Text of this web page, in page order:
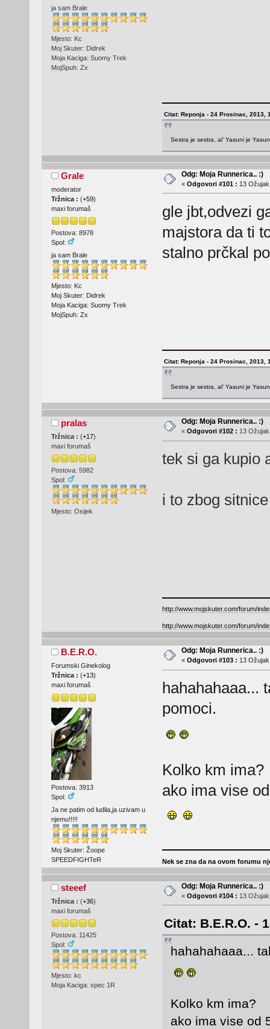
ja sam Brale
Mjesto: Kc
Moj Skuter: Didrek
Moja Kaciga: Suomy Trek
MojSpuh: Zx
Citat: Reponja - 24 Prosinac, 2013,
Sestra je sestra, al' Yasuni je
Grale
moderator
Tržnica : (+59)
maxi forumaš
Postova: 8978
Spol:
ja sam Brale
Mjesto: Kc
Moj Skuter: Didrek
Moja Kaciga: Suomy Trek
MojSpuh: Zx
Odg: Moja Runnerica.. :)
« Odgovori #101 : 13
gle jbt,odvezi
majstora da ti
stalno prčkal
Citat: Reponja - 24 Prosinac, 2013,
Sestra je sestra, al' Yasuni je
pralas
Tržnica : (+17)
maxi forumaš
Postova: 5982
Spol:
Mjesto: Osijek
Odg: Moja Runnerica.. :)
« Odgovori #102 : 13
tek si ga kupio
i to zbog
http://www.mojskuter.com/forum/
http://www.mojskuter.com/forum/
B.E.R.O.
Forumski Ginekolog
Tržnica : (+13)
maxi forumaš
Postova: 3913
Spol:
Ja ne patim od ludila,ja uzivam u
njemu!!!!!
Moj Skuter: Žoope
SPEEDFIGHTeR
Odg: Moja Runnerica.. :)
« Odgovori #103 : 13
hahahahaaa...
pomoci.
Kolko km ima?
ako ima vise
Nek se zna da na ovom forumu
steeef
Tržnica : (+36)
maxi forumaš
Postova: 11425
Spol:
Mjesto: kc
Moja Kaciga: spec 1R
Odg: Moja Runnerica.. :)
« Odgovori #104 : 13
Citat: B.E.R.O. -
hahahahaaa...
Kolko km ima?
ako ima vise od